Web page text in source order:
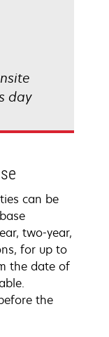
day
can be
two-year,
for up to
the date of
the